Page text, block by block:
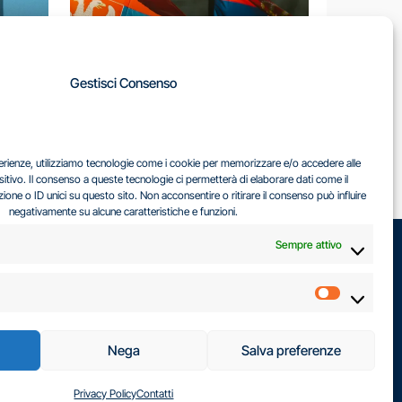
Gestisci Consenso
utilizziamo tecnologie come i cookie per memorizzare e/o accedere alle
Il consenso a queste tecnologie ci permetterà di elaborare dati come il
o ID unici su questo sito. Non acconsentire o ritirare il consenso può influire
negativamente su alcune caratteristiche e funzioni.
Sempre attivo
Nega Salva preferenze
Privacy PolicyContatti